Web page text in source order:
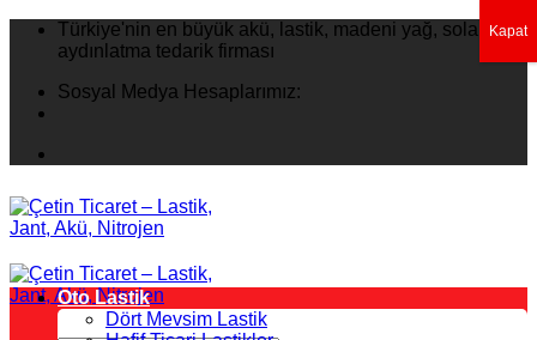
İçeriğeTürkiye'nin en büyük akü, lastik, madeni yağ, solar
aydınlatma tedarik firması
Sosyal Medya Hesaplarımız:
Oto Lastik
Dört Mevsim Lastik
Kapat